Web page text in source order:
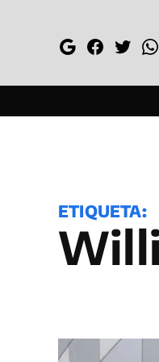
GoogleFacebook
Twitter
ETIQUETA: